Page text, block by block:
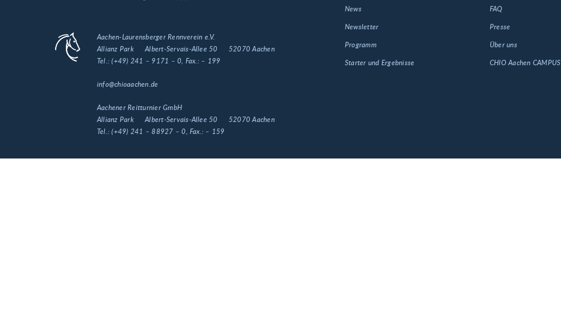
News
Newsletter
Programm
Starter und Ergebnisse
FAQ
Presse
Über uns
CHIO Aachen CAMPUS
Aachen-Laurensberger Rennverein e.V.
Allianz Park
Albert-Servais-Allee 50
52070 Aachen
Tel.:(+49) 241 – 9171 – 0 , Fax.: – 199
info@chioaachen.de
Aachener Reitturnier GmbH
Allianz Park
Albert-Servais-Allee 50
52070 Aachen
Tel.:(+49) 241 – 88927 – 0 , Fax.: – 159